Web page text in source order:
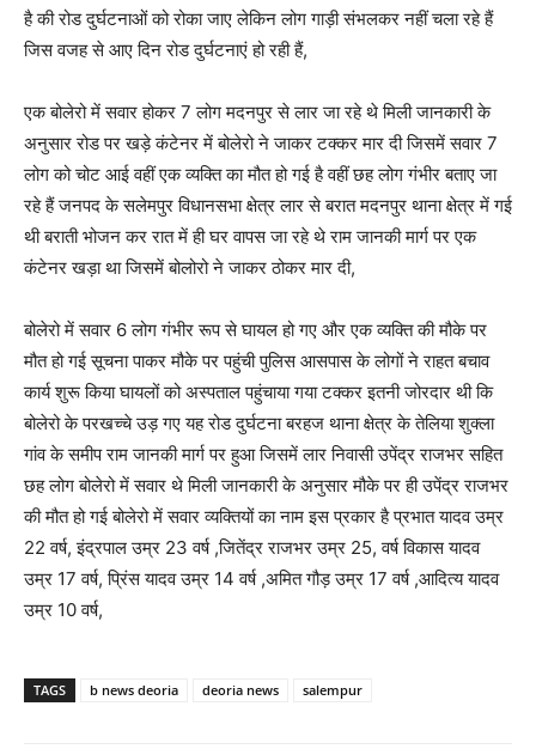
है की रोड दुर्घटनाओं को रोका जाए लेकिन लोग गाड़ी संभलकर नहीं चला रहे हैं
जिस वजह से आए दिन रोड दुर्घटनाएं हो रही हैं,
एक बोलेरो में सवार होकर 7 लोग मदनपुर से लार जा रहे थे मिली जानकारी के
अनुसार रोड पर खड़े कंटेनर में बोलेरो ने जाकर टक्कर मार दी जिसमें सवार 7
लोग को चोट आई वहीं एक व्यक्ति का मौत हो गई है वहीं छह लोग गंभीर बताए जा
रहे हैं जनपद के सलेमपुर विधानसभा क्षेत्र लार से बरात मदनपुर थाना क्षेत्र में गई
थी बराती भोजन कर रात में ही घर वापस जा रहे थे राम जानकी मार्ग पर एक
कंटेनर खड़ा था जिसमें बोलोरो ने जाकर ठोकर मार दी,
बोलेरो में सवार 6 लोग गंभीर रूप से घायल हो गए और एक व्यक्ति की मौके पर
मौत हो गई सूचना पाकर मौके पर पहुंची पुलिस आसपास के लोगों ने राहत बचाव
कार्य शुरू किया घायलों को अस्पताल पहुंचाया गया टक्कर इतनी जोरदार थी कि
बोलेरो के परखच्चे उड़ गए यह रोड दुर्घटना बरहज थाना क्षेत्र के तेलिया शुक्ला
गांव के समीप राम जानकी मार्ग पर हुआ जिसमें लार निवासी उपेंद्र राजभर सहित
छह लोग बोलेरो में सवार थे मिली जानकारी के अनुसार मौके पर ही उपेंद्र राजभर
की मौत हो गई बोलेरो में सवार व्यक्तियों का नाम इस प्रकार है प्रभात यादव उम्र
22 वर्ष, इंद्रपाल उम्र 23 वर्ष ,जितेंद्र राजभर उम्र 25, वर्ष विकास यादव
उम्र 17 वर्ष, प्रिंस यादव उम्र 14 वर्ष ,अमित गौड़ उम्र 17 वर्ष ,आदित्य यादव
उम्र 10 वर्ष,
TAGS b news deoria deoria news salempur